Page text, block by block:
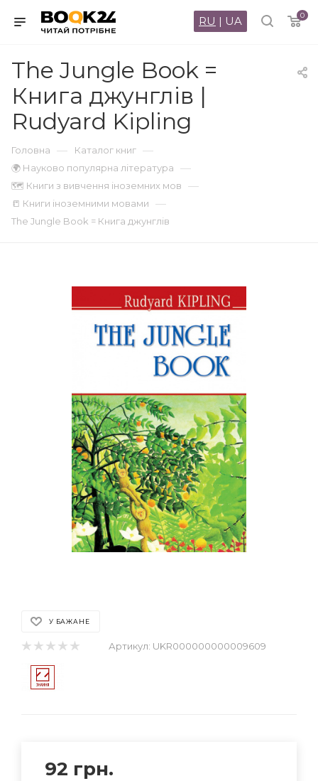
0
RU | UA
The Jungle Book =
Книга джунглів |
Rudyard Kipling
Головна — Каталог книг —
🌍 Науково популярна література —
🗺 Книги з вивчення іноземних мов —
📒 Книги іноземними мовами —
The Jungle Book = Книга джунглів
У БАЖАНЕ
Артикул: UKR000000000009609
92 грн.